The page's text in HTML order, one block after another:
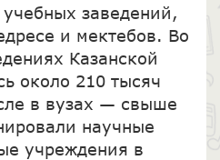
заведений,
и мектебов. Во
Казанской
около 210 тысяч
в вузах — свыше
научные
учреждения в